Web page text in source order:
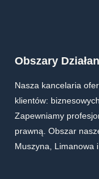
Obszary
Nasza kancelaria
klientów:
Zapewniamy
prawną. Obszar
Muszyna, Limanowa